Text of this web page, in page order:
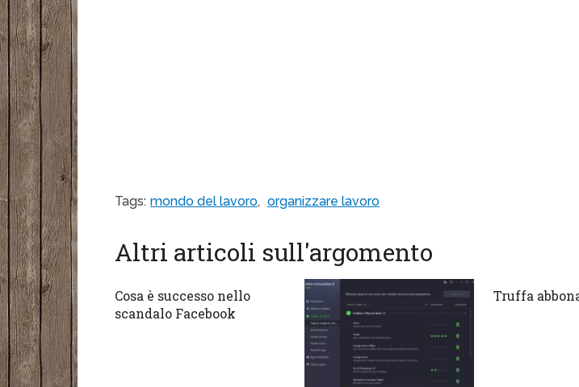
Tags: mondo del lavoro, organizzare lavoro
Altri articoli sull'argomento
Cosa è successo nello
scandalo Facebook
Truffa